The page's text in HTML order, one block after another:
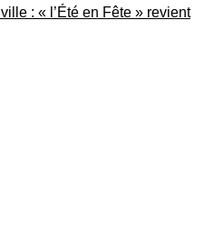
: « l’Été en Fête » revient